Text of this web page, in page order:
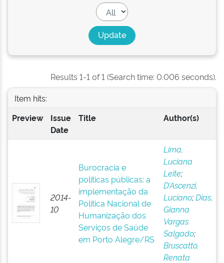
Results 1-1 of 1 (Search time: 0.006 seconds).
Item hits:
Preview
Issue
Date
Title Author(s)
2014-
10
Burocracia e
políticas públicas: a
implementação da
Política Nacional de
Humanização dos
Serviços de Saúde
em Porto Alegre/RS
Lima,
Luciana
Leite;
D’Ascenzi,
Luciano;Dias,
Gianna
Vargas
Salgado;
Bruscatto,
Renata